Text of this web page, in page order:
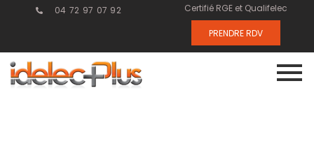
04 72 97 07 92 Certifié RGE et Qualifelec
PRENDRE RDV